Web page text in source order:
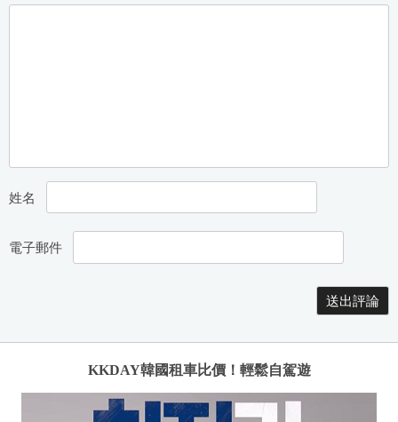
姓名
電子郵件
KKDAY韓國租車比價！輕鬆自駕遊